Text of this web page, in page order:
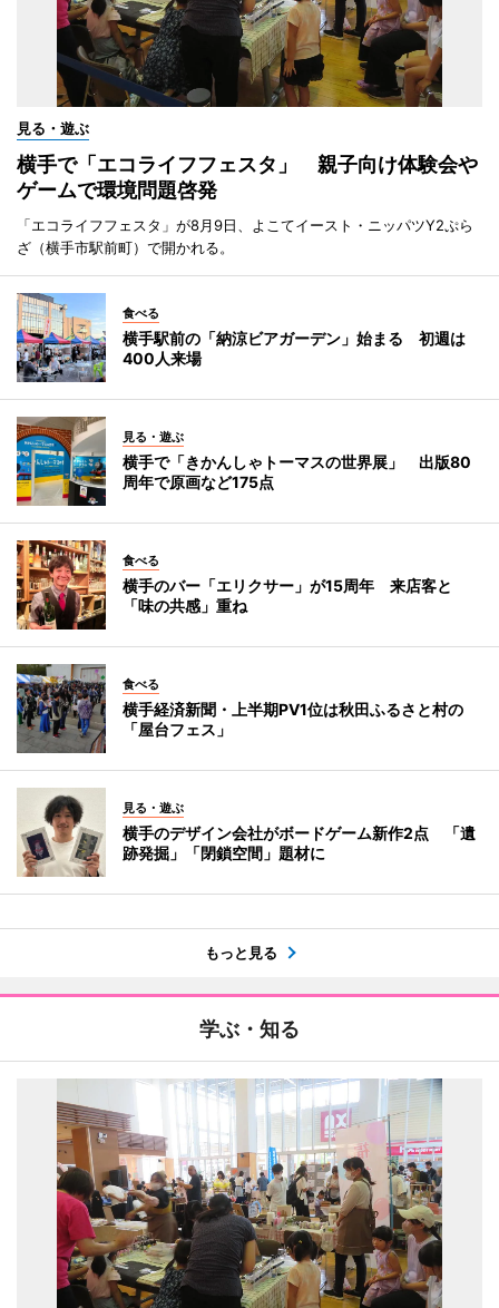
見る・遊ぶ
横手で「エコライフフェスタ」 親子向け体験会や
ゲームで環境問題啓発
「エコライフフェスタ」が8月9日、よこてイースト・ニッパツY2ぷら
ざ（横手市駅前町）で開かれる。
食べる
横手駅前の「納涼ビアガーデン」始まる 初週は
400人来場
見る・遊ぶ
横手で「きかんしゃトーマスの世界展」 出版80
周年で原画など175点
食べる
横手のバー「エリクサー」が15周年 来店客と
「味の共感」重ね
食べる
横手経済新聞・上半期PV1位は秋田ふるさと村の
「屋台フェス」
見る・遊ぶ
横手のデザイン会社がボードゲーム新作2点 「遺
跡発掘」「閉鎖空間」題材に
もっと見る
学ぶ・知る